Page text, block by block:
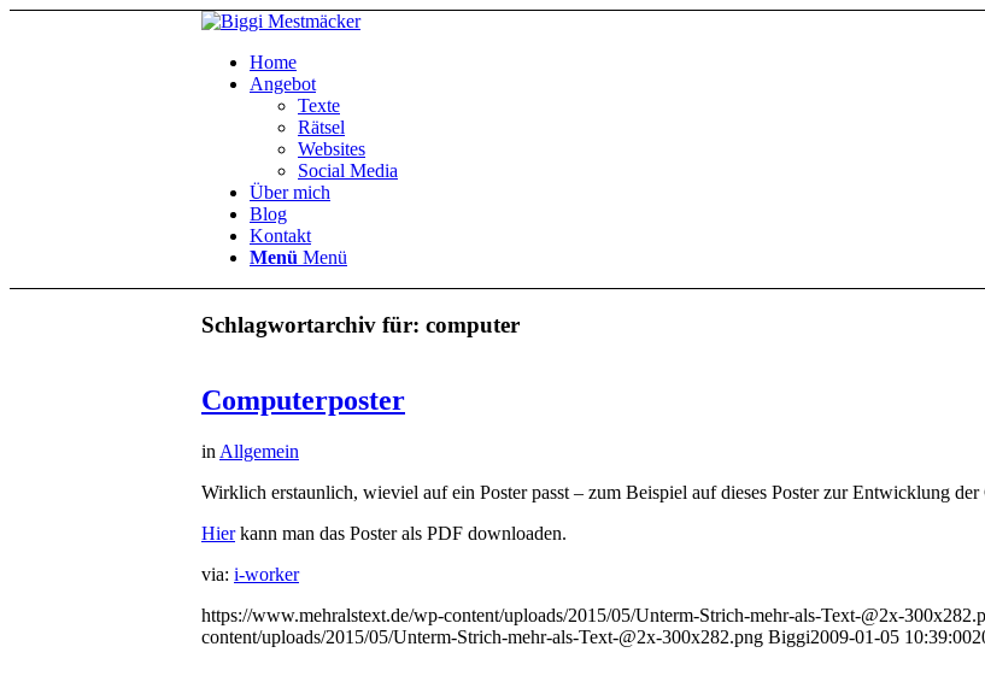
Home
Angebot
Texte
Rätsel
Websites
Social Media
Über mich
Blog
Kontakt
Menü Menü
Schlagwortarchiv für: computer
Computerposter
in Allgemein
Wirklich erstaunlich, wieviel auf ein Poster passt – zum Beispiel auf dieses Poster zur Entwicklung
Hierkann man das Poster als PDF downloaden.
via: i-worker
https://www.mehralstext.de/wp-content/uploads/2015/05/Unterm-Strich-mehr-als-Text-@2x-
content/uploads/2015/05/Unterm-Strich-mehr-als-Text-@2x-300x282.png Biggi2009-01-05 10:39:00